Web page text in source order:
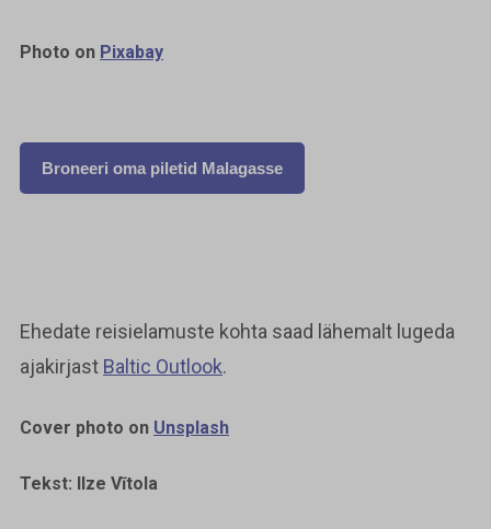
Photo on Pixabay
Broneeri oma piletid Malagasse
Ehedate reisielamuste kohta saad lähemalt lugeda
ajakirjast Baltic Outlook.
Cover photo on Unsplash
Tekst: Ilze Vītola